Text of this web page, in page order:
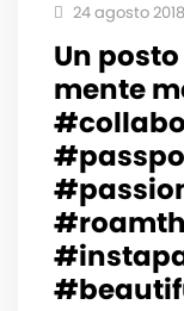
24 agosto 2018
Un
mente